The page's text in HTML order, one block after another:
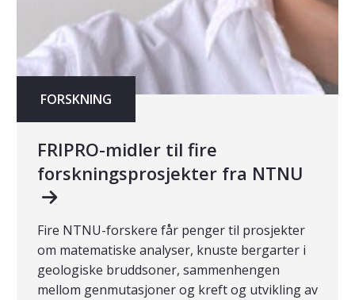
FORSKNING
FRIPRO-midler til fire
forskningsprosjekter fra NTNU
Fire NTNU-forskere får penger til prosjekter
om matematiske analyser, knuste bergarter i
geologiske bruddsoner, sammenhengen
mellom genmutasjoner og kreft og utvikling av